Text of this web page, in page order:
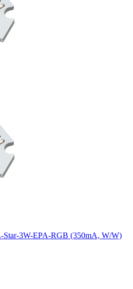
3W-EPA-RGB (350mA, W/W)